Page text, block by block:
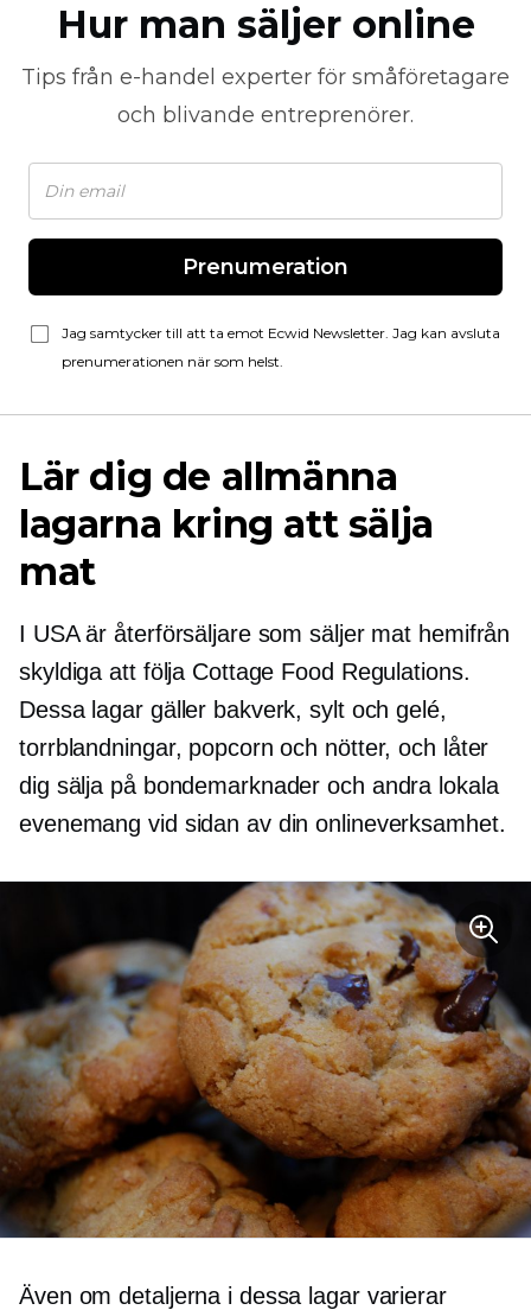
Hur man säljer online
Tips från e-handel experter för småföretagare
och blivande entreprenörer.
Prenumeration
Jag samtycker till att ta emot Ecwid Newsletter. Jag kan avsluta
prenumerationen när som helst.
Lär dig de allmänna
lagarna kring att sälja
mat
I USA är återförsäljare som säljer mat hemifrån
skyldiga att följa Cottage Food Regulations.
Dessa lagar gäller bakverk, sylt och gelé,
torrblandningar, popcorn och nötter, och låter
dig sälja på bondemarknader och andra lokala
evenemang vid sidan av din onlineverksamhet.
Även om detaljerna i dessa lagar varierar